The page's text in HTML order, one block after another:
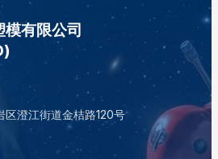
有限公司
区澄江街道金桔路120号